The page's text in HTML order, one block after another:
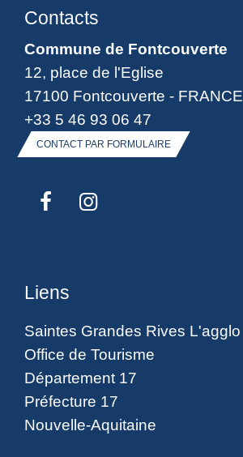
Contacts
Commune de Fontcouverte
12, place de l'Eglise
17100 Fontcouverte - FRANCE
+33 5 46 93 06 47
CONTACT PAR FORMULAIRE
Liens
Saintes Grandes Rives L'agglo
Office de Tourisme
Département 17
Préfecture 17
Nouvelle-Aquitaine